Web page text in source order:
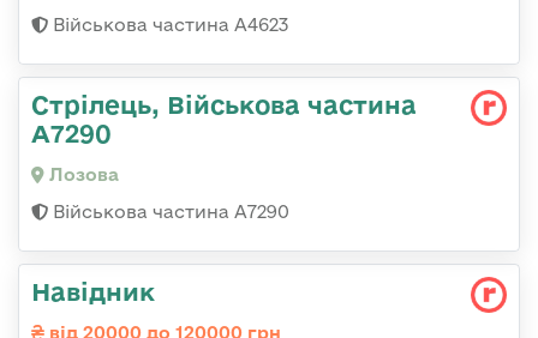
Військова частина А4623
Стрілець, Військова частина
А7290
Лозова
Військова частина А7290
Навідник
від 20000 до 120000 грн